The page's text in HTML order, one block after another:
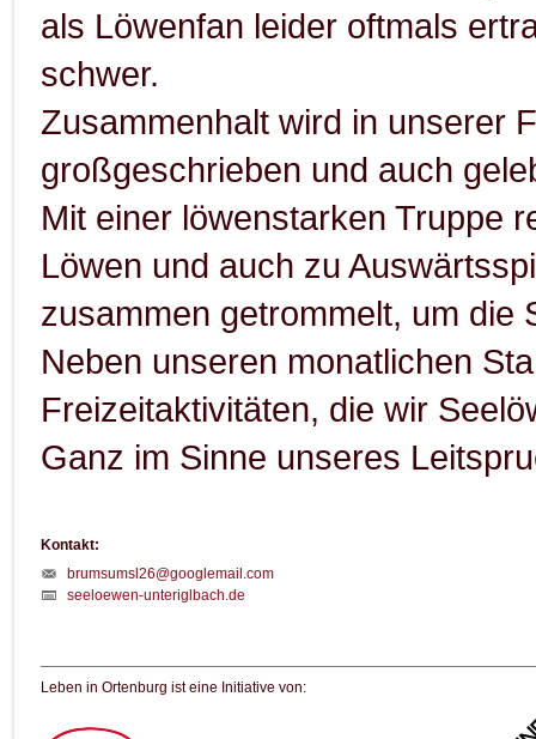
als Löwenfan leider oftmals
schwer.
Zusammenhalt wird in unserer
großgeschrieben und auch
Mit einer löwenstarken Truppe
Löwen und auch zu
zusammen getrommelt, um die
Neben unseren monatlichen
Freizeitaktivitäten, die wir
Ganz im Sinne unseres
Kontakt:
brumsumsl26@googlemail.com
seeloewen-unteriglbach.de
Leben in Ortenburg ist eine Initiative von: